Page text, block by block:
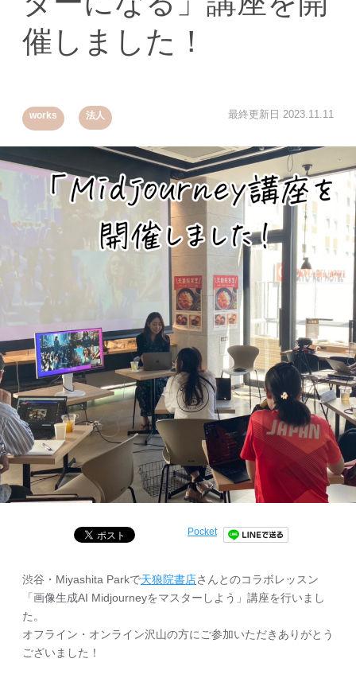
works 法人 最終更新日 2023.11.11
催しました！
Pocket
渋谷・Miyashita Parkで天狼院書店さんとのコラボレッスン
「画像生成AI Midjourneyをマスターしよう」講座を行いまし
た。
オフライン・オンライン沢山の方にご参加いただきありがとう
ございました！